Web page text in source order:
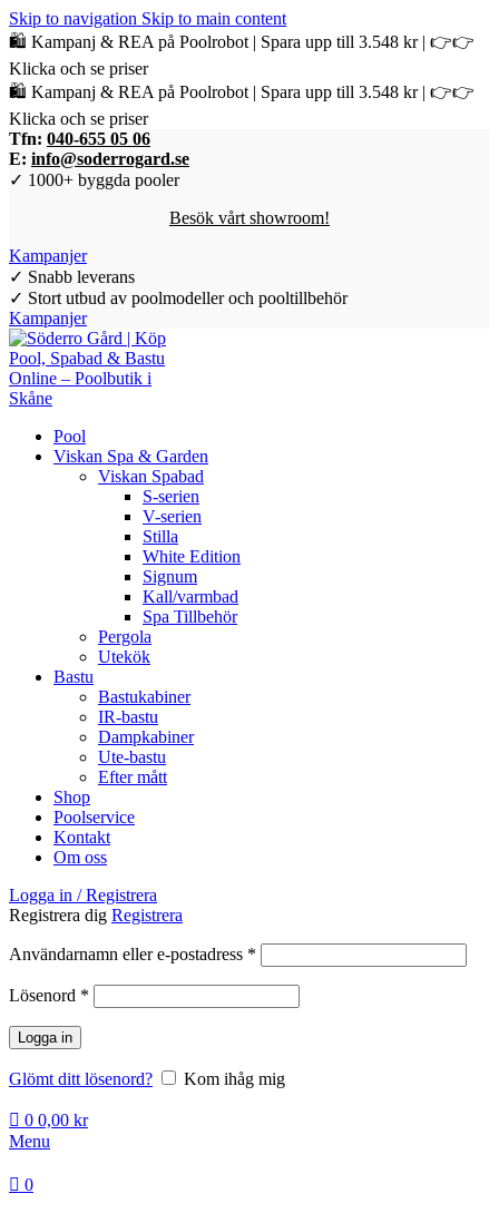
Skip to navigation Skip to main content
🛍️ Kampanj & REA på Poolrobot | Spara upp till 3.548 kr | 👉👉
Klicka och se priser
🛍️ Kampanj & REA på Poolrobot | Spara upp till 3.548 kr | 👉👉
Klicka och se priser
Tfn: 040-655 05 06
E: info@soderrogard.se
✓ 1000+ byggda pooler
Besök vårt showroom!
Kampanjer
✓ Snabb leverans
✓ Stort utbud av poolmodeller och pooltillbehör
Kampanjer
Pool
Viskan Spa & Garden
Viskan Spabad
S-serien
V-serien
Stilla
White Edition
Signum
Kall/varmbad
Spa Tillbehör
Pergola
Utekök
Bastu
Bastukabiner
IR-bastu
Dampkabiner
Ute-bastu
Efter mått
Shop
Poolservice
Kontakt
Om oss
Logga in / Registrera
Registrera dig Registrera
Användarnamn eller e-postadress *
Lösenord *
Logga in
Glömt ditt lösenord? Kom ihåg mig
0 0,00 kr
Menu
0